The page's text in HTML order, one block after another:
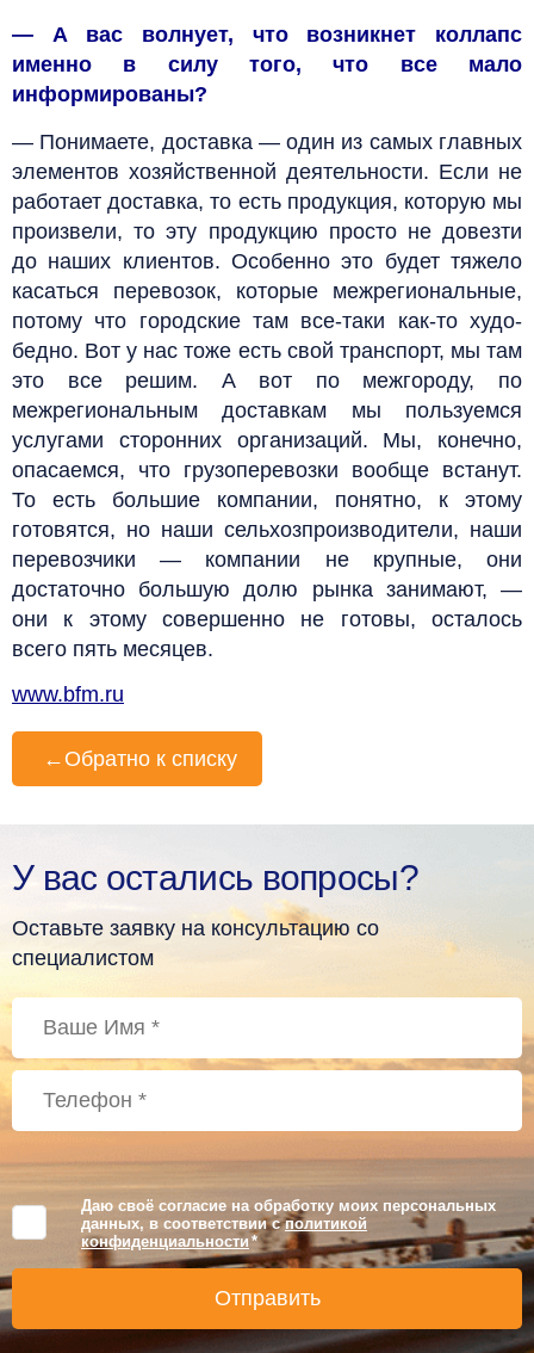
— А вас волнует, что возникнет коллапс
именно в силу того, что все мало
информированы?
— Понимаете, доставка — один из самых главных
элементов хозяйственной деятельности. Если не
работает доставка, то есть продукция, которую мы
произвели, то эту продукцию просто не довезти
до наших клиентов. Особенно это будет тяжело
касаться перевозок, которые межрегиональные,
потому что городские там все-таки как-то худо-
бедно. Вот у нас тоже есть свой транспорт, мы там
это все решим. А вот по межгороду, по
межрегиональным доставкам мы пользуемся
услугами сторонних организаций. Мы, конечно,
опасаемся, что грузоперевозки вообще встанут.
То есть большие компании, понятно, к этому
готовятся, но наши сельхозпроизводители, наши
перевозчики — компании не крупные, они
достаточно большую долю рынка занимают, —
они к этому совершенно не готовы, осталось
всего пять месяцев.
www.bfm.ru
← Обратно к списку
У вас остались вопросы?
Оставьте заявку на консультацию со
специалистом
Даю своё согласие на обработку моих персональных
данных, в соответствии сполитикой
конфиденциальности *